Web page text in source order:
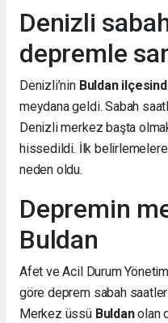
Denizli
depremle
Denizli’nin Buldan
meydana geldi. Sabah
Denizli merkez başta
hissedildi. İlk
neden oldu.
Depremin
Buldan
Afet ve Acil Durum
göre deprem sabah
Merkez üssü Buldanolan